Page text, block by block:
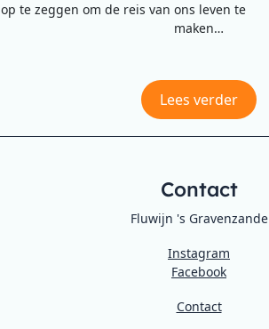
op te zeggen om de reis van ons leven te
maken…
Lees verder
Contact
Fluwijn 's Gravenzande
Instagram
Facebook
Contact